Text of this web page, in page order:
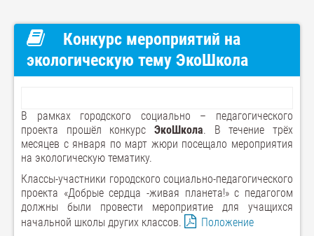
Конкурс мероприятий на
экологическую тему ЭкоШкола
В рамках городского социально – педагогического
проекта прошёл конкурс ЭкоШкола. В течение трёх
месяцев с января по март жюри посещало мероприятия
на экологическую тематику.
Классы-участники городского социально-педагогического
проекта «Добрые сердца -живая планета!» с педагогом
должны были провести мероприятие для учащихся
начальной школы других классов.
Положение